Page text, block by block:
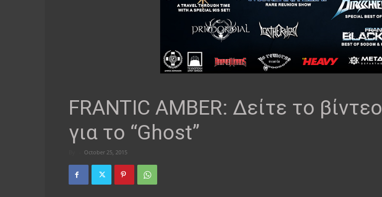
FRANTIC AMBER: Δείτε το βίντεο
για το “Ghost”
October 25, 2015